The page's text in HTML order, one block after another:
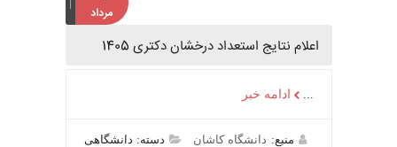
مرداد
اعلام نتایج استعداد درخشان دکتری 1405
ادامه خبر
منبع:دانشگاه کاشان
دسته: دانشگاهی